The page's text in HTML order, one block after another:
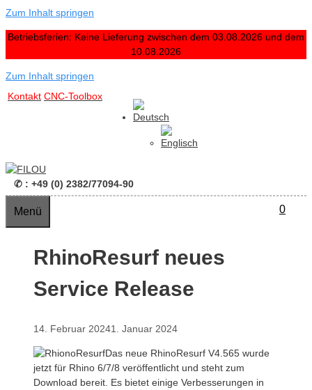
Zum Inhalt springen
Betriebsferien: Keine Lieferung zwischen dem 03.08.2026 und dem
10.08.2026
Zum Inhalt springen
Kontakt CNC-Toolbox
✆ : +49 (0) 2382/77094-90
0
Menü
RhinoResurf neues
Service Release
14. Februar 20241. Januar 2024
Das neue RhinoResurf V4.565 wurde
jetzt für Rhino 6/7/8 veröffentlicht und steht zum
Download bereit. Es bietet einige Verbesserungen in